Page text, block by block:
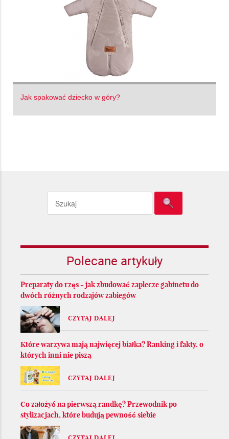
Jak spakować dziecko w góry?
Polecane artykuły
Preparaty do rzęs - jak zbudować zaplecze gabinetu do
dwóch różnych rodzajów zabiegów
CZYTAJ DALEJ
Które warzywa mają najwięcej białka? Ranking i fakty, o
których inni nie piszą
CZYTAJ DALEJ
Co założyć na pierwszą randkę? Przewodnik po
stylizacjach, które budują pewność siebie